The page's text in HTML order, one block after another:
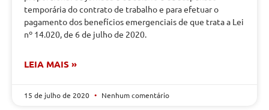
temporária do contrato de trabalho e para efetuar o
pagamento dos benefícios emergenciais de que trata a Lei
nº 14.020, de 6 de julho de 2020.
LEIA MAIS »
15 de julho de 2020 Nenhum comentário